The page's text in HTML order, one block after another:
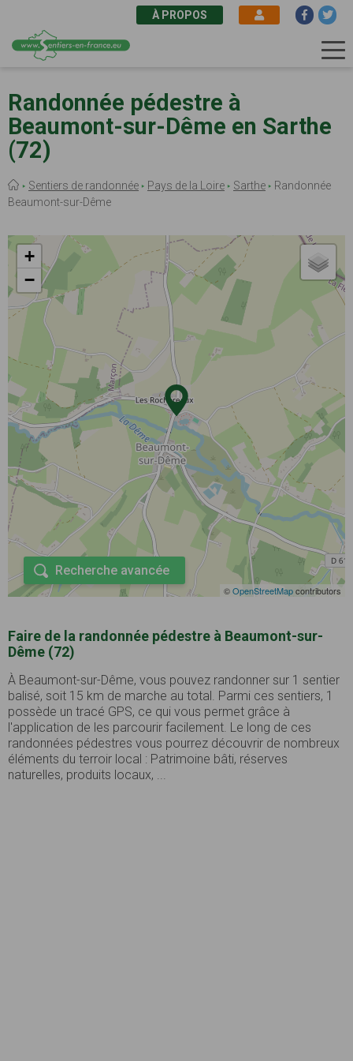
au
contenu
principal
À PROPOS
Randonnée pédestre à
Beaumont-sur-Dême en Sarthe
(72)
Fil
d'Ariane
Sentiers de randonnée Pays de la Loire Sarthe
Randonnée
Beaumont-sur-Dême
+
−
©OpenStreetMapcontributors
Recherche avancée
Faire de la randonnée pédestre à Beaumont-sur-
Dême (72)
À Beaumont-sur-Dême, vous pouvez randonner sur 1 sentier
balisé, soit 15 km de marche au total. Parmi ces sentiers, 1
possède un tracé GPS, ce qui vous permet grâce à
l'application de les parcourir facilement. Le long de ces
randonnées pédestres vous pourrez découvrir de nombreux
éléments du terroir local : Patrimoine bâti, réserves
naturelles, produits locaux, ...